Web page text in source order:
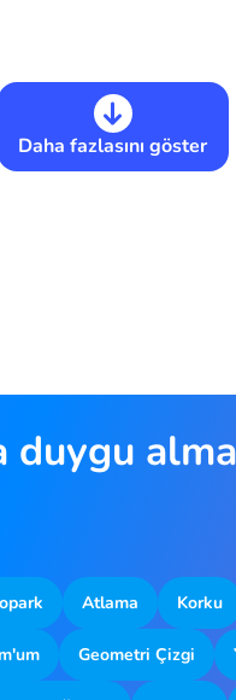
Daha fazlasını göster
duygu
Atlama Korku
Geometri Çizgi